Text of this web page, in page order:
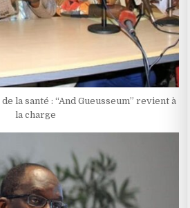
la santé : “And Gueusseum” revient à
la charge